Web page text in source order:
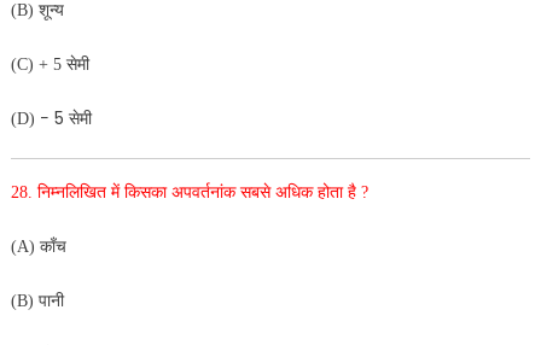
(B) शून्य
(C) + 5 सेमी
(D) − 5 सेमी
28. निम्नलिखित में किसका अपवर्तनांक सबसे अधिक होता है ?
(A) काँच
(B) पानी